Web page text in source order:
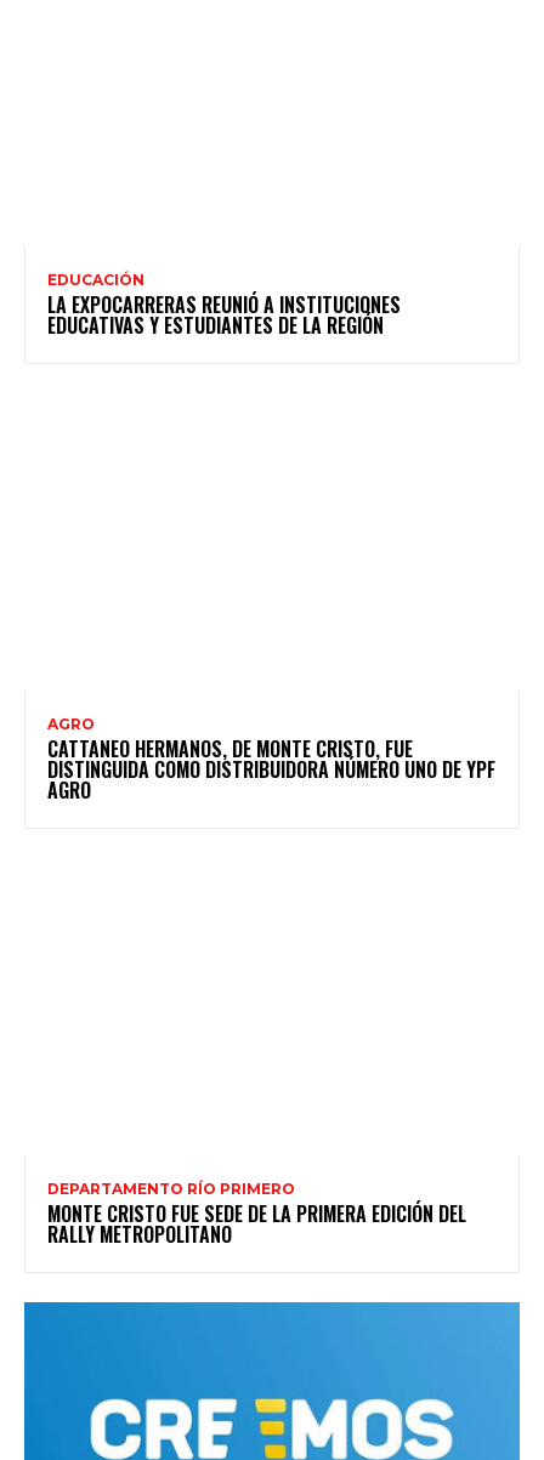
EDUCACIÓN
LA EXPOCARRERAS REUNIÓ A INSTITUCIONES
EDUCATIVAS Y ESTUDIANTES DE LA REGIÓN
AGRO
CATTANEO HERMANOS, DE MONTE CRISTO, FUE
DISTINGUIDA COMO DISTRIBUIDORA NÚMERO UNO DE YPF
AGRO
DEPARTAMENTO RÍO PRIMERO
MONTE CRISTO FUE SEDE DE LA PRIMERA EDICIÓN DEL
RALLY METROPOLITANO